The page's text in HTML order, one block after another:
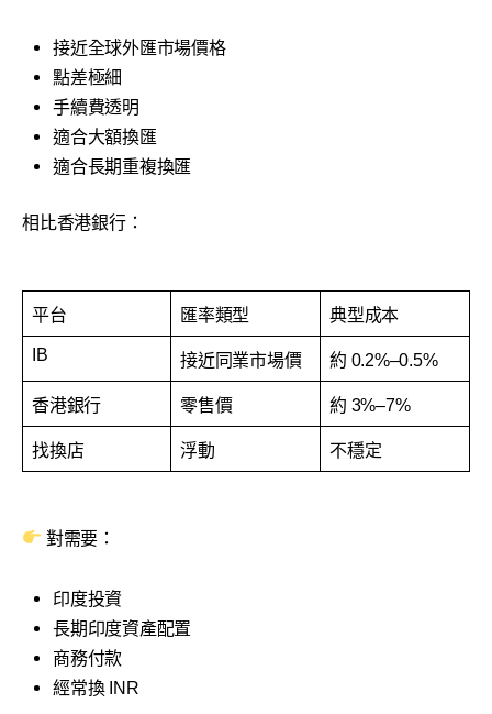
接近全球外匯市場價格
點差極細
手續費透明
適合大額換匯
適合長期重複換匯
相比香港銀行：
平台 匯率類型 典型成本
IB 接近同業市場價 約 0.2%–0.5%
香港銀行 零售價 約 3%–7%
找換店 浮動 不穩定
對需要：
印度投資
長期印度資產配置
商務付款
經常換 INR